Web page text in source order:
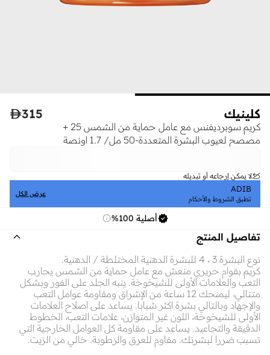
كلينيك
كريم سوبرديفنس مع عامل حماية من الشمس 25 +
مصصح لعيوب البشرة المتعددة-50 مل/ 1.7 اونصة
315
لا يمكن إرجاعه أو تبديله
ADIB
تطبق الشروط والأحكام
عرض الكل
أصلية 100%
تفاصيل المنتج
نوع البشرة 3 ، 4 للبشرة الدهنية المختلطة / الدهنية.
كريم بقوام حريري منعش مع عامل حماية من الشمس يحارب
التعب والعلامات الأولى للشيخوخة. ينبه الجلد على الفور وبشكل
متتالي، ليمنحك 12 ساعة من الإشراق ومقاومة عوامل التعب
والإجهاد وبالتالي بشرة اكثر شبابا. يساعد على اصلاح العلامات
الأولى للشيخوخة، اللون غير المتوازن، علامات التعب، الخطوط
الدقيقة والتجاعيد. يساعد على مقاومة كل العوامل الخارجية التي
تسبب ضررا لبشرتك. مقاوم للعرق والرطوبة. خالي من الزيت.